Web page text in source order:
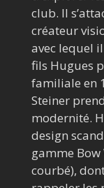
club. Il
créateur
avec lequel
fils Hugues
familiale en
Steiner
modernité.
design
gamme
courbé),